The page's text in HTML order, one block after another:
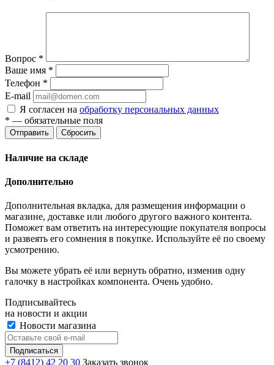
Вопрос *
Ваше имя *
Телефон *
E-mail
Я согласен на обработку персональных данных
* — обязательные поля
Отправить Сбросить
Наличие на складе
Дополнительно
Дополнительная вкладка, для размещения информации о
магазине, доставке или любого другого важного контента.
Поможет вам ответить на интересующие покупателя вопросы
и развеять его сомнения в покупке. Используйте её по своему
усмотрению.
Вы можете убрать её или вернуть обратно, изменив одну
галочку в настройках компонента. Очень удобно.
Подписывайтесь
на новости и акции
Новости магазина
+7 (8412) 42 20 30 Заказать звонок